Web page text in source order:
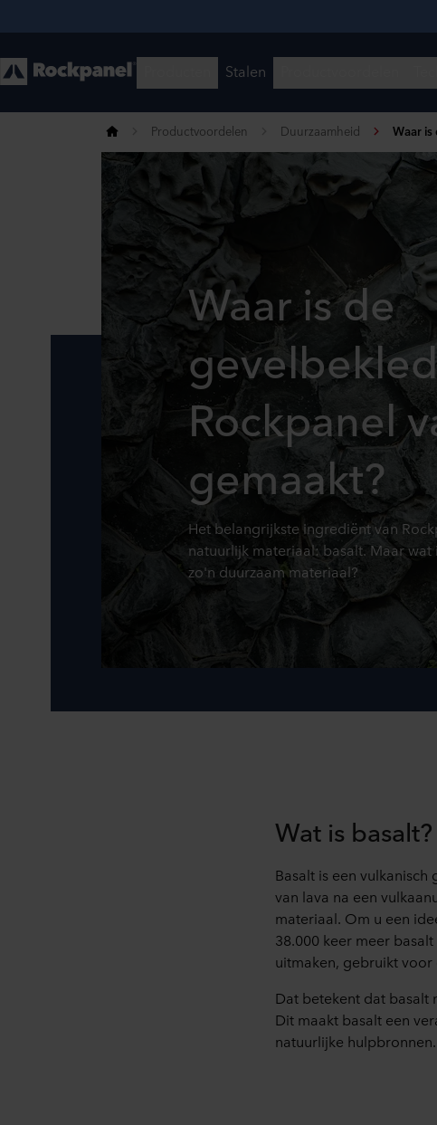
Productvoordelen Duurzaamheid Waar is
Waar is de
Rockpanel
gemaakt?
Het belangrijkste ingrediënt van
natuurlijk materiaal: basalt. Maar
zo'n duurzaam materiaal?
Wat is basalt?
Basalt is een
van lava na een
materiaal. Om u een
38.000 keer meer
uitmaken, gebruikt
Dat betekent dat basalt
Dit maakt basalt een
natuurlijke hulpbronnen.